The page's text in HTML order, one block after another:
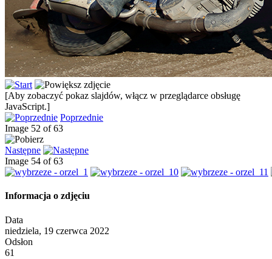
[Aby zobaczyć pokaz slajdów, włącz w przeglądarce obsługę
JavaScript.]
Poprzednie
Image 52 of 63
Następne
Image 54 of 63
Informacja o zdjęciu
Data
niedziela, 19 czerwca 2022
Odsłon
61